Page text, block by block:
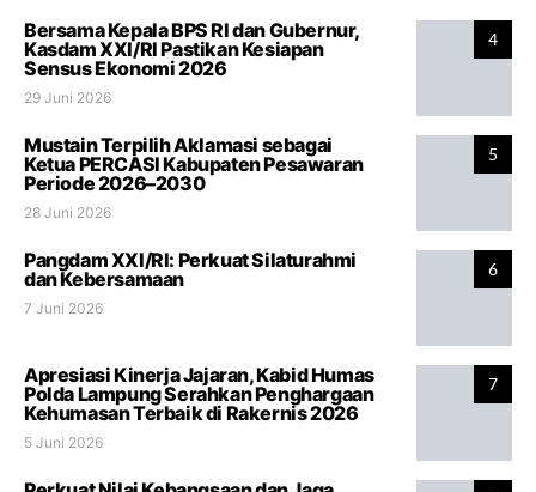
4
Bersama Kepala BPS RI dan Gubernur,
Kasdam XXI/RI Pastikan Kesiapan
Sensus Ekonomi 2026
29 Juni 2026
5
Mustain Terpilih Aklamasi sebagai
Ketua PERCASI Kabupaten Pesawaran
Periode 2026–2030
28 Juni 2026
6
Pangdam XXI/RI: Perkuat Silaturahmi
dan Kebersamaan
7 Juni 2026
7
Apresiasi Kinerja Jajaran, Kabid Humas
Polda Lampung Serahkan Penghargaan
Kehumasan Terbaik di Rakernis 2026
5 Juni 2026